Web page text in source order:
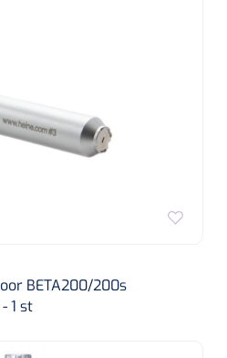
BETA200/200s
1 st